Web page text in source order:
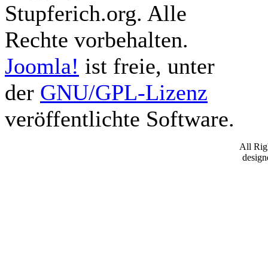
Stupferich.org. Alle
Rechte vorbehalten.
Joomla! ist freie, unter
der GNU/GPL-Lizenz
veröffentlichte Software.
All